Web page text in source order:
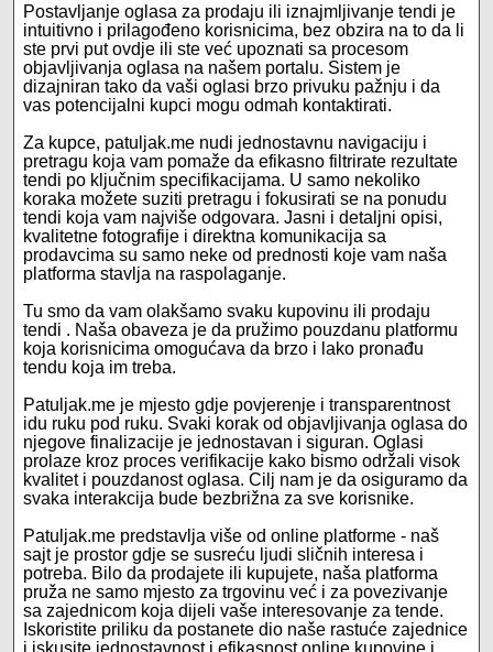
Postavljanje oglasa za prodaju ili iznajmljivanje tendi je
intuitivno i prilagođeno korisnicima, bez obzira na to da li
ste prvi put ovdje ili ste već upoznati sa procesom
objavljivanja oglasa na našem portalu. Sistem je
dizajniran tako da vaši oglasi brzo privuku pažnju i da
vas potencijalni kupci mogu odmah kontaktirati.
Za kupce, patuljak.me nudi jednostavnu navigaciju i
pretragu koja vam pomaže da efikasno filtrirate rezultate
tendi po ključnim specifikacijama. U samo nekoliko
koraka možete suziti pretragu i fokusirati se na ponudu
tendi koja vam najviše odgovara. Jasni i detaljni opisi,
kvalitetne fotografije i direktna komunikacija sa
prodavcima su samo neke od prednosti koje vam naša
platforma stavlja na raspolaganje.
Tu smo da vam olakšamo svaku kupovinu ili prodaju
tendi . Naša obaveza je da pružimo pouzdanu platformu
koja korisnicima omogućava da brzo i lako pronađu
tendu koja im treba.
Patuljak.me je mjesto gdje povjerenje i transparentnost
idu ruku pod ruku. Svaki korak od objavljivanja oglasa do
njegove finalizacije je jednostavan i siguran. Oglasi
prolaze kroz proces verifikacije kako bismo održali visok
kvalitet i pouzdanost oglasa. Cilj nam je da osiguramo da
svaka interakcija bude bezbrižna za sve korisnike.
Patuljak.me predstavlja više od online platforme - naš
sajt je prostor gdje se susreću ljudi sličnih interesa i
potreba. Bilo da prodajete ili kupujete, naša platforma
pruža ne samo mjesto za trgovinu već i za povezivanje
sa zajednicom koja dijeli vaše interesovanje za tende.
Iskoristite priliku da postanete dio naše rastuće zajednice
i iskusite jednostavnost i efikasnost online kupovine i